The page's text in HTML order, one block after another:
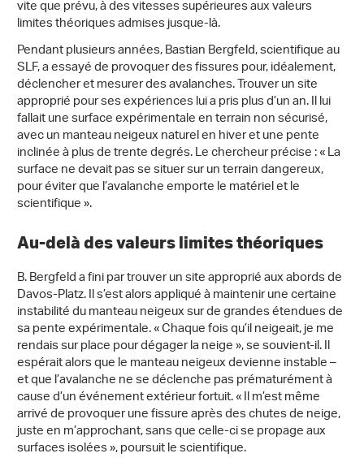
vite que prévu, à des vitesses supérieures aux valeurs
limites théoriques admises jusque-là.
Pendant plusieurs années, Bastian Bergfeld, scientifique au
SLF, a essayé de provoquer des fissures pour, idéalement,
déclencher et mesurer des avalanches. Trouver un site
approprié pour ses expériences lui a pris plus d’un an. Il lui
fallait une surface expérimentale en terrain non sécurisé,
avec un manteau neigeux naturel en hiver et une pente
inclinée à plus de trente degrés. Le chercheur précise : « La
surface ne devait pas se situer sur un terrain dangereux,
pour éviter que l’avalanche emporte le matériel et le
scientifique ».
Au-delà des valeurs limites théoriques
B. Bergfeld a fini par trouver un site approprié aux abords de
Davos-Platz. Il s’est alors appliqué à maintenir une certaine
instabilité du manteau neigeux sur de grandes étendues de
sa pente expérimentale. « Chaque fois qu’il neigeait, je me
rendais sur place pour dégager la neige », se souvient-il. Il
espérait alors que le manteau neigeux devienne instable –
et que l’avalanche ne se déclenche pas prématurément à
cause d’un événement extérieur fortuit. « Il m’est même
arrivé de provoquer une fissure après des chutes de neige,
juste en m’approchant, sans que celle-ci se propage aux
surfaces isolées », poursuit le scientifique.